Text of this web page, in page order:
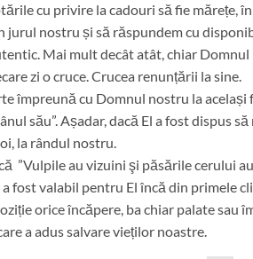
cu privire la cadouri să fie mărețe,
jurul nostru și să răspundem cu
Mai mult decât atât, chiar Domnul
zi o cruce. Crucea renunțării la sine.
împreună cu Domnul nostru la
său”. Așadar, dacă El a fost dispus
la rândul nostru.
”Vulpile au vizuini şi păsările cerului
a fost valabil pentru El încă din primele
orice încăpere, ba chiar palate sau
a adus salvare vieților noastre.